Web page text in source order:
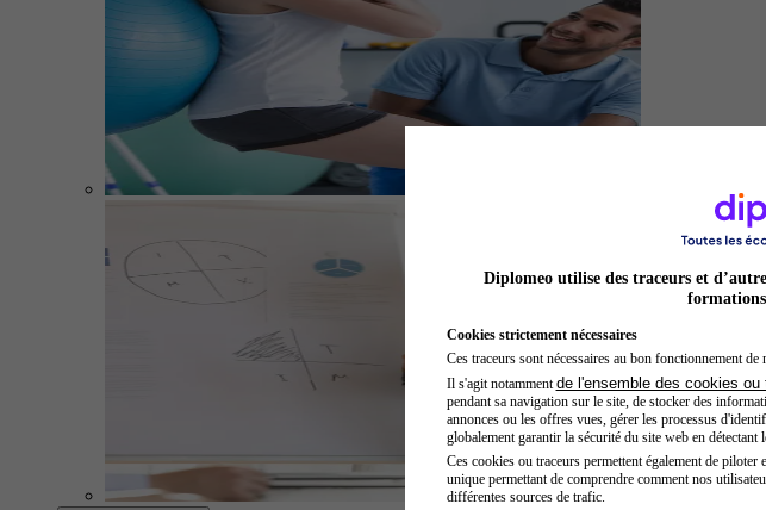
Diplomeo utilise des traceurs et
Cookies strictement nécessaires
Ces traceurs sont nécessaires au bon fonctionnement de
Il s'agit notamment de l'ensemble des cookies ou
pendant sa navigation sur le site, de stocker des
annonces ou les offres vues, gérer les processus
globalement garantir la sécurité du site web en
Ces cookies ou traceurs permettent également de
unique permettant de comprendre comment nos
différentes sources de trafic.